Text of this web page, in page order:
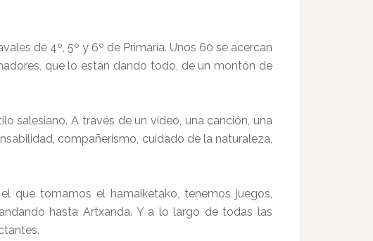
de 4º, 5º y 6º de Primaria. Unos 60 se acercan
que lo están dando todo, de un montón de
salesiano. A través de un vídeo, una canción, una
compañerismo, cuidado de la naturaleza,
que tomamos el hamaiketako, tenemos juegos,
hasta Artxanda. Y a lo largo de todas las